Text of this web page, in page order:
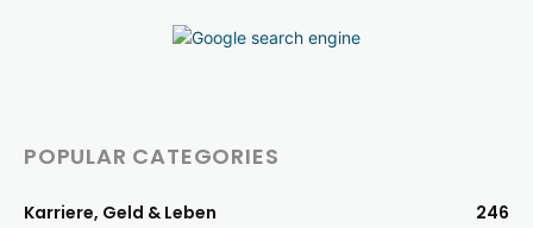
POPULAR CATEGORIES
Karriere, Geld & Leben
246